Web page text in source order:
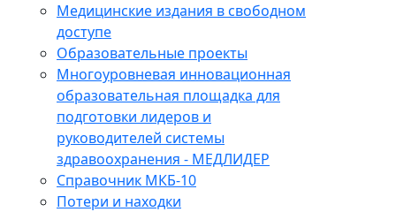
Медицинские издания в свободном
доступе
Образовательные проекты
Многоуровневая инновационная
образовательная площадка для
подготовки лидеров и
руководителей системы
здравоохранения - МЕДЛИДЕР
Справочник МКБ-10
Потери и находки